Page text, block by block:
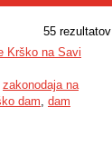
55 rezultatov
Krško na Savi
zakonodaja na
dam, dam